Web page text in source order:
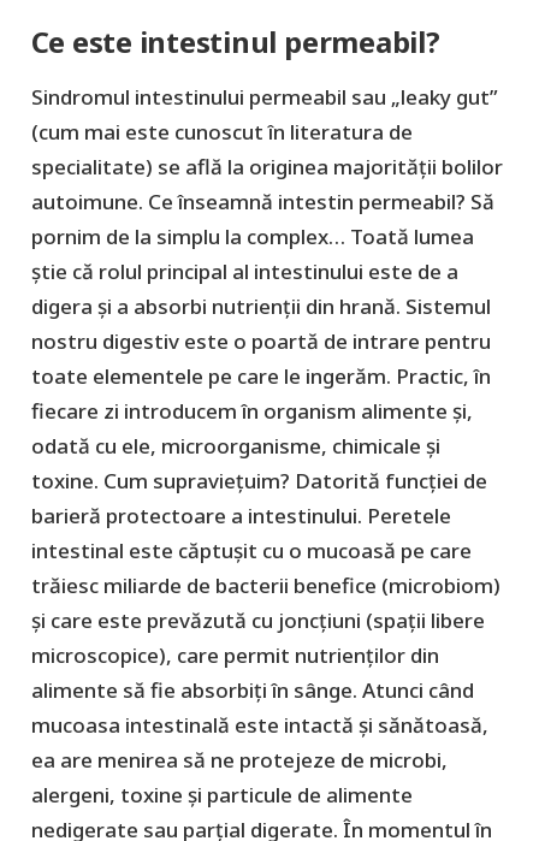
Ce este intestinul permeabil?
Sindromul intestinului permeabil sau „leaky gut”
(cum mai este cunoscut în literatura de
specialitate) se află la originea majorității bolilor
autoimune. Ce înseamnă intestin permeabil? Să
pornim de la simplu la complex… Toată lumea
știe că rolul principal al intestinului este de a
digera și a absorbi nutrienții din hrană. Sistemul
nostru digestiv este o poartă de intrare pentru
toate elementele pe care le ingerăm. Practic, în
fiecare zi introducem în organism alimente și,
odată cu ele, microorganisme, chimicale și
toxine. Cum supraviețuim? Datorită funcției de
barieră protectoare a intestinului. Peretele
intestinal este căptușit cu o mucoasă pe care
trăiesc miliarde de bacterii benefice (microbiom)
și care este prevăzută cu joncțiuni (spații libere
microscopice), care permit nutrienților din
alimente să fie absorbiți în sânge. Atunci când
mucoasa intestinală este intactă și sănătoasă,
ea are menirea să ne protejeze de microbi,
alergeni, toxine și particule de alimente
nedigerate sau parțial digerate. În momentul în